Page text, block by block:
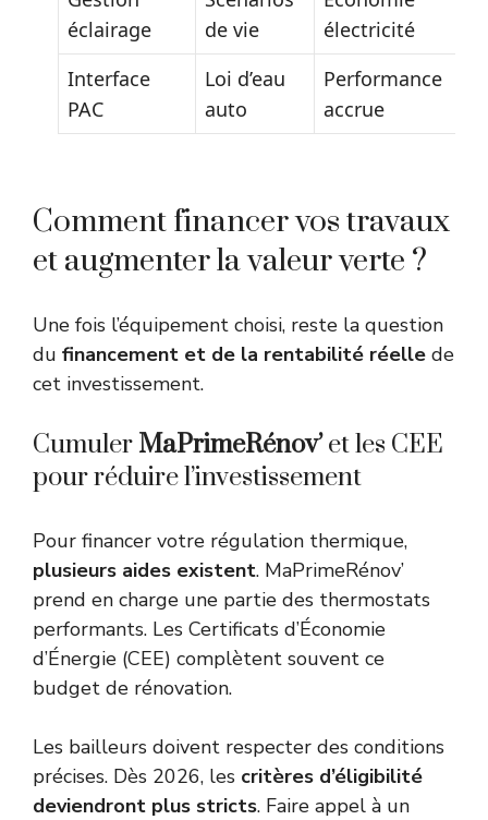
éclairage
de vie
électricité
Interface
PAC
Loi d’eau
auto
Performance
accrue
Comment financer vos travaux
et augmenter la valeur verte ?
Une fois l’équipement choisi, reste la question
du financement et de la rentabilité réelle de
cet investissement.
Cumuler MaPrimeRénov’et les CEE
pour réduire l’investissement
Pour financer votre régulation thermique,
plusieurs aides existent. MaPrimeRénov’
prend en charge une partie des thermostats
performants. Les Certificats d’Économie
d’Énergie (CEE) complètent souvent ce
budget de rénovation.
Les bailleurs doivent respecter des conditions
précises. Dès 2026, les critères d’éligibilité
deviendront plus stricts. Faire appel à un